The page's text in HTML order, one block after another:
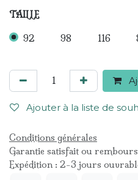
TAILLE
92 98 116
Ajouter à la liste de
Conditions générales
Garantie satisfait ou
Expédition : 2-3 jours